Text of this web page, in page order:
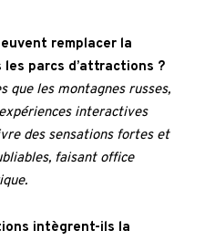
remplacer la
parcs d’attractions ?
que les montagnes russes,
interactives
des sensations fortes et
faisant office
intègrent-ils la